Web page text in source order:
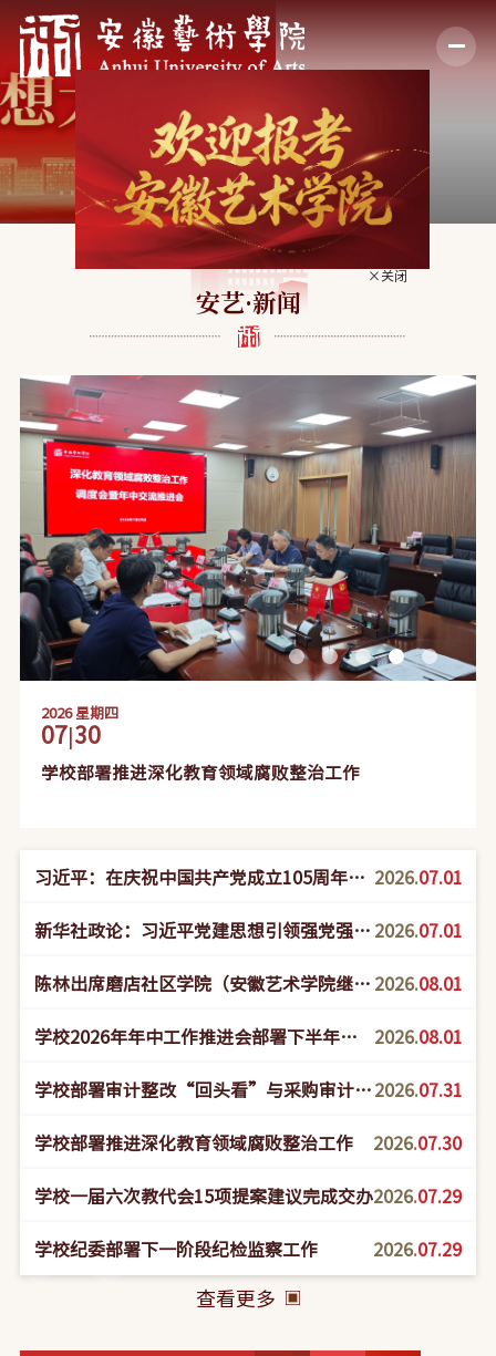
安艺·新闻
查看更多
2026星期四
07|30
学校部署推进深化教育领域腐败整治工作
习近平：在庆祝中国共产党成立105周年大
会上的讲话
2026.07.01
新华社政论：习近平党建思想引领强党强国
新征程——写在中国共产党成立105周年之
际
2026.07.01
陈林出席磨店社区学院（安徽艺术学院继续
教育学院美育中心）揭牌仪式
2026.08.01
学校2026年年中工作推进会部署下半年重
点攻坚任务
2026.08.01
学校部署审计整改“回头看”与采购审计工
作
2026.07.31
学校部署推进深化教育领域腐败整治工作
2026.07.30
学校一届六次教代会15项提案建议完成交办2026.07.29
学校纪委部署下一阶段纪检监察工作
2026.07.29